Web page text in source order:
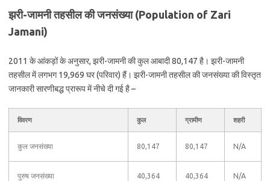
झरी-जामनी तहसील की जनसंख्या (Population of Zari
Jamani)
2011 के आंकड़ों के अनुसार, झरी-जामनी की कुल आबादी 80,147 है। झरी-जामनी
तहसील में लगभग 19,969 घर (परिवार) हैं। झरी-जामनी तहसील की जनसंख्या की विस्तृत
जानकारी सारणीबद्ध प्रारूप में नीचे दी गई है –
विवरण कुल ग्रामीण शहरी
कुल जनसंख्या 80,147 80,147 N/A
पुरुष जनसंख्या 40,364 40,364 N/A